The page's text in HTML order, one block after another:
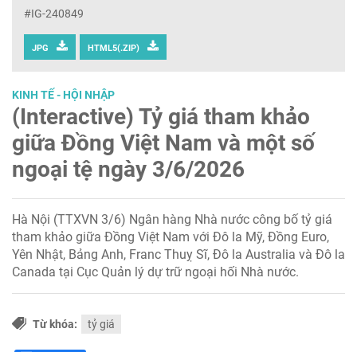
#IG-240849
JPG HTML5(.ZIP)
KINH TẾ - HỘI NHẬP
(Interactive) Tỷ giá tham khảo
giữa Đồng Việt Nam và một số
ngoại tệ ngày 3/6/2026
Hà Nội (TTXVN 3/6) Ngân hàng Nhà nước công bố tỷ giá
tham khảo giữa Đồng Việt Nam với Đô la Mỹ, Đồng Euro,
Yên Nhật, Bảng Anh, Franc Thuỵ Sĩ, Đô la Australia và Đô la
Canada tại Cục Quản lý dự trữ ngoại hối Nhà nước.
Từ khóa: tỷ giá